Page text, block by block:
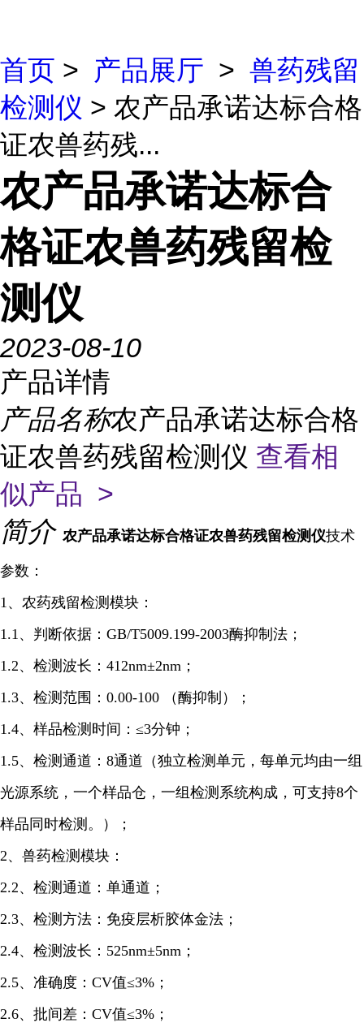
首页 > 产品展厅 > 兽药残留
检测仪 > 农产品承诺达标合格
证农兽药残...
农产品承诺达标合
格证农兽药残留检
测仪
2023-08-10
产品详情
产品名称农产品承诺达标合格
证农兽药残留检测仪 查看相
似产品 >
简介 农产品承诺达标合格证农兽药残留检测仪技术
参数：
1、农药残留检测模块：
1.1、判断依据：GB/T5009.199-2003酶抑制法；
1.2、检测波长：412nm±2nm；
1.3、检测范围：0.00-100 （酶抑制）；
1.4、样品检测时间：≤3分钟；
1.5、检测通道：8通道（独立检测单元，每单元均由一组
光源系统，一个样品仓，一组检测系统构成，可支持8个
样品同时检测。）；
2、兽药检测模块：
2.2、检测通道：单通道；
2.3、检测方法：免疫层析胶体金法；
2.4、检测波长：525nm±5nm；
2.5、准确度：CV值≤3%；
2.6、批间差：CV值≤3%；